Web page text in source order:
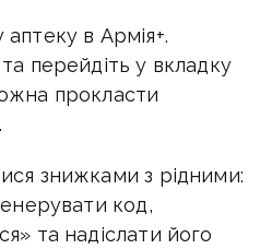
в Армія+.
перейдіть у вкладку
прокласти
знижками з рідними:
код,
та надіслати його